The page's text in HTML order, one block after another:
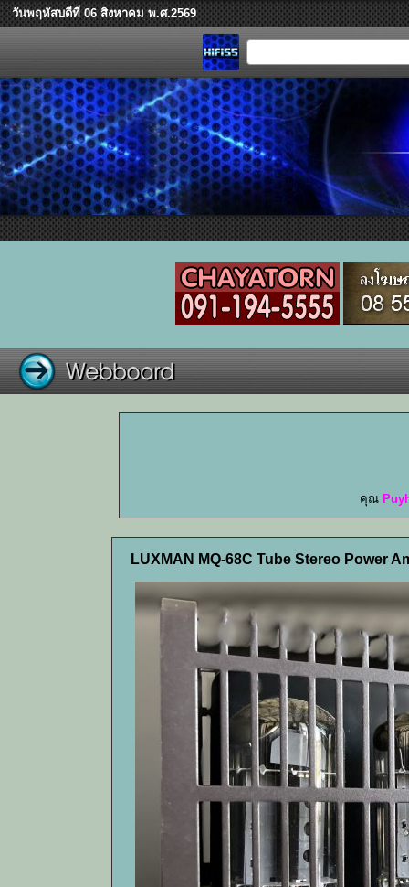
วันพฤหัสบดีที่ 06 สิงหาคม พ.ศ.2569
คุณ
LUXMAN MQ-68C Tube Stereo Power